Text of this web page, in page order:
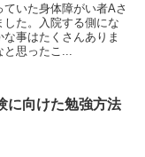
いた身体障がい者Aさ
た。入院する側にな
事はたくさんありま
思ったこ...
に向けた勉強方法